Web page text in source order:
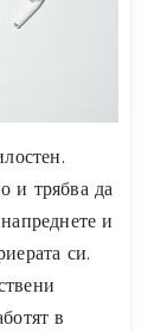
и трябва да
и
си.
в